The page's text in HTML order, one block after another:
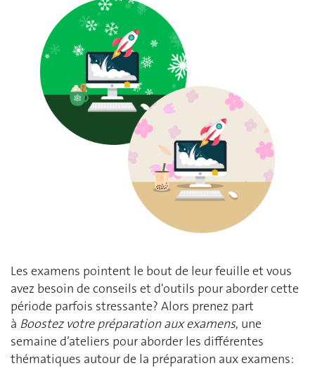
Les examens pointent le bout de leur feuille et vous
avez besoin de conseils et d'outils pour aborder cette
période parfois stressante? Alors prenez part
à Boostez votre préparation aux examens, une
semaine d’ateliers pour aborder les différentes
thématiques autour de la préparation aux examens: